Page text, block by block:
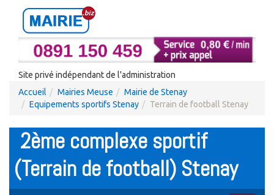
Site privé indépendant de l'administration
Accueil
Mairies Meuse
Mairie de Stenay
Equipements sportifs Stenay
Terrain de football Stenay
2ème complexe sportif
(Terrain de football) Stenay